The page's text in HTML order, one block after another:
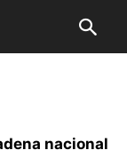
nacional